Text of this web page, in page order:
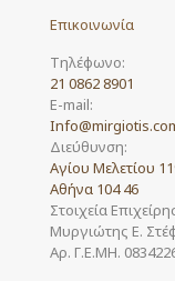
Επικοινωνία
Τηλέφωνο:
21 0862 8901
E-mail:
Διεύθυνση:
Αγίου Μελετίου
Αθήνα 104 46
Στοιχεία
Μυργιώτης Ε.
Αρ. Γ.Ε.ΜΗ.